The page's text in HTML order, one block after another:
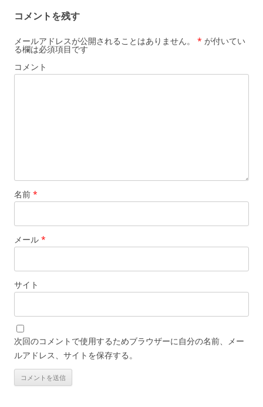
ー
シ
ョ
ン
コメントを残す
メールアドレスが公開されることはありません。 * が付いてい
る欄は必須項目です
コメント
名前 *
メール *
サイト
次回のコメントで使用するためブラウザーに自分の名前、メー
ルアドレス、サイトを保存する。